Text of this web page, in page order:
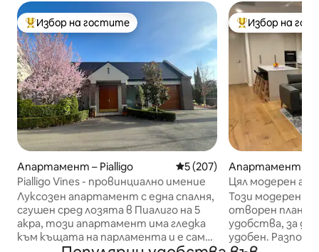
Най-популярен избор на гостите
Избор на гостите
Апартамент – Pialligo Средна оценка: 5 от 5,
5 (207)
Pialligo Vines - провинциално имение
Луксозен апартамент с една спалня,
сгушен сред лозята в Пиалиго на 5
акра, този апартамент има гледка
към къщата на парламента и е само
Най-популярен
Избор на
Апартамент –
Цял модерен
план 2-2-2
Този модерен
отворен план
удобства, за да
удобен.